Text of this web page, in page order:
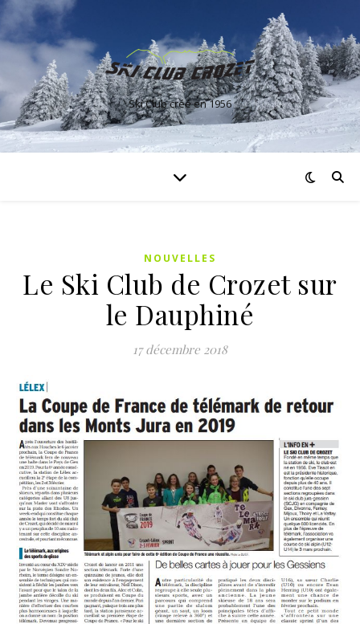
Ski Club créé en 1956
NOUVELLES
Le Ski Club de Crozet sur
le Dauphiné
17 décembre 2018